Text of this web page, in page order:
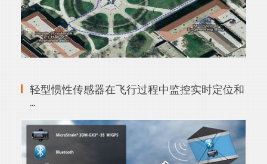
轻型惯性传感器在飞行过程中监控实时定位和
···